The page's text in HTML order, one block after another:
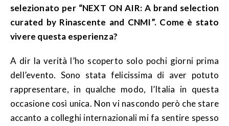
selezionato per “NEXT ON AIR: A brand selection
curated by Rinascente and CNMI”. Come è stato
vivere questa esperienza?
A dir la verità l’ho scoperto solo pochi giorni prima
dell’evento. Sono stata felicissima di aver potuto
rappresentare, in qualche modo, l’Italia in questa
occasione così unica. Non vi nascondo però che stare
accanto a colleghi internazionali mi fa sentire spesso